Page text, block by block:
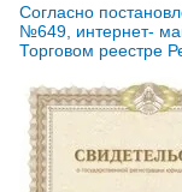
Согласно
№649, интернет-
Торговом реестре